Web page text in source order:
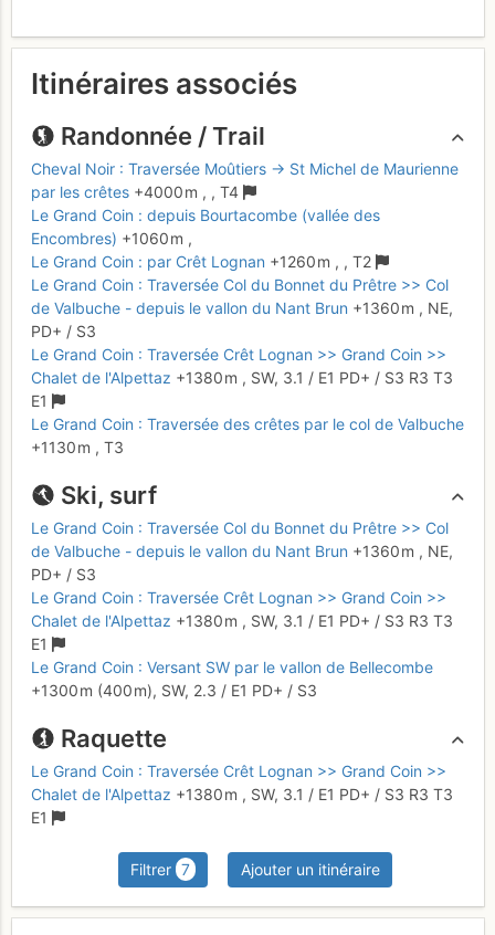
Itinéraires associés
Randonnée / Trail
Cheval Noir : Traversée Moûtiers → St Michel de Maurienne
par les crêtes +4000 m , , T4
Le Grand Coin : depuis Bourtacombe (vallée des
Encombres) +1060 m ,
Le Grand Coin : par Crêt Lognan +1260 m , , T2
Le Grand Coin : Traversée Col du Bonnet du Prêtre >> Col
de Valbuche - depuis le vallon du Nant Brun +1360 m , NE,
PD+ / S3
Le Grand Coin : Traversée Crêt Lognan >> Grand Coin >>
Chalet de l'Alpettaz +1380 m , SW, 3.1 / E1 PD+ / S3 R3 T3
E1
Le Grand Coin : Traversée des crêtes par le col de Valbuche
+1130 m , T3
Ski, surf
Le Grand Coin : Traversée Col du Bonnet du Prêtre >> Col
de Valbuche - depuis le vallon du Nant Brun +1360 m , NE,
PD+ / S3
Le Grand Coin : Traversée Crêt Lognan >> Grand Coin >>
Chalet de l'Alpettaz +1380 m , SW, 3.1 / E1 PD+ / S3 R3 T3
E1
Le Grand Coin : Versant SW par le vallon de Bellecombe
+1300 m (400 m), SW, 2.3 / E1 PD+ / S3
Raquette
Le Grand Coin : Traversée Crêt Lognan >> Grand Coin >>
Chalet de l'Alpettaz +1380 m , SW, 3.1 / E1 PD+ / S3 R3 T3
E1
Filtrer 7 Ajouter un itinéraire